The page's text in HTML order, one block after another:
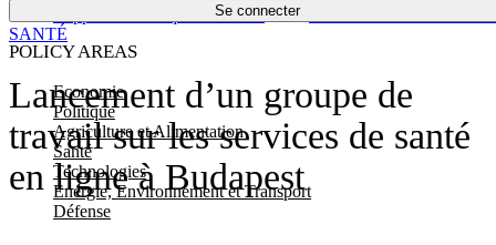
Se connecter
POLICY AREAS
Economie
Politique
Agriculture et Alimentation
Santé
Technologies
Energie, Environnement et Transport
Défense
Économie
Lancement d’un groupe de
travail sur les services de santé
en ligne à Budapest
SANTÉ